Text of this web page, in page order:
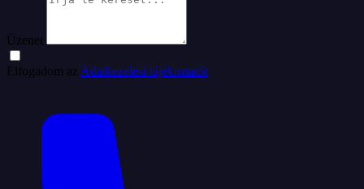
Üzenet
Elfogadom az Adatkezelési tájékoztatót